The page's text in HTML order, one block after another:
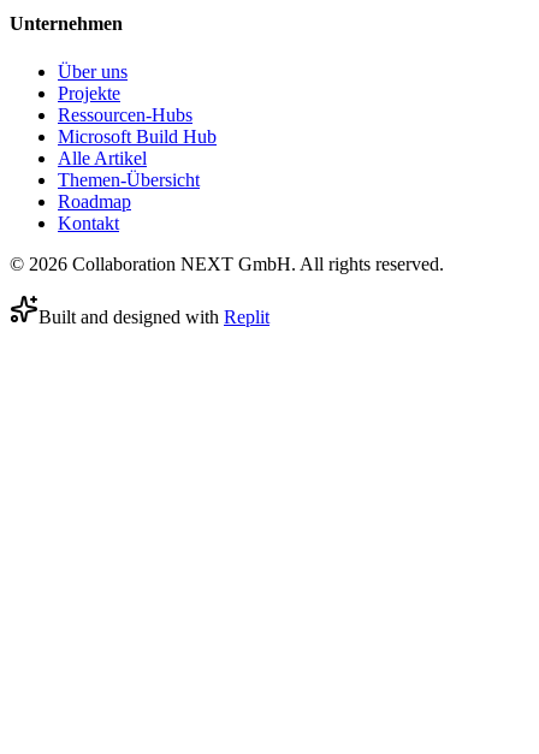
Unternehmen
Über uns
Projekte
Ressourcen-Hubs
Microsoft Build Hub
Alle Artikel
Themen-Übersicht
Roadmap
Kontakt
© 2026 Collaboration NEXT GmbH. All rights reserved.
Built and designed with Replit